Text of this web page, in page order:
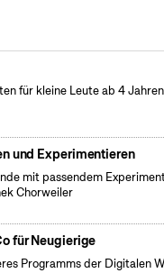
für kleine Leute ab 4
und Experimentieren
mit passendem
Chorweiler
für Neugierige
Programms der